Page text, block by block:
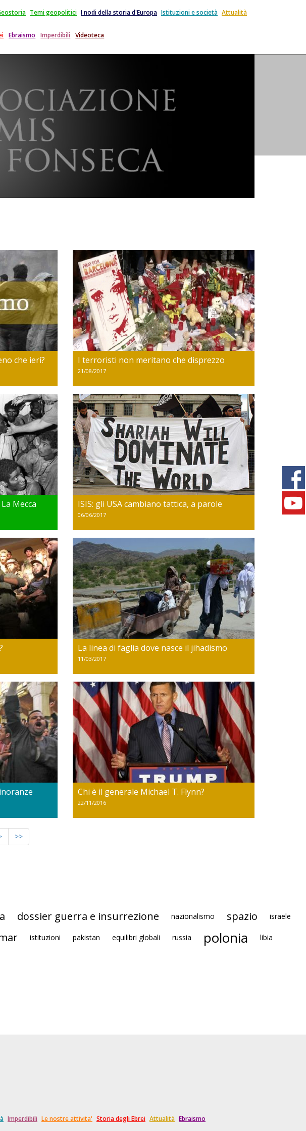
Temi geopolitici I nodi della storia d'Europa Istituzioni e società Attualità
Ebraismo Imperdibili Videoteca
che ieri? I terroristi non meritano che disprezzo
21/08/2017
Mecca ISIS: gli USA cambiano tattica, a parole
06/06/2017
La linea di faglia dove nasce il jihadismo
11/03/2017
Chi è il generale Michael T. Flynn?
22/11/2016
>>
dossier guerra e insurrezione nazionalismo spazio israele
istituzioni pakistan equilibri globali russia polonia libia
Imperdibili Le nostre attivita' Storia degli Ebrei Attualità Ebraismo